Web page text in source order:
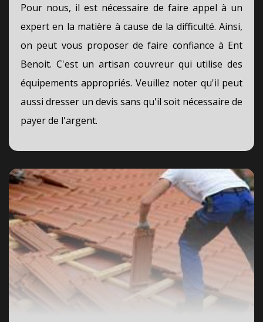
Pour nous, il est nécessaire de faire appel à un
expert en la matière à cause de la difficulté. Ainsi,
on peut vous proposer de faire confiance à Ent
Benoit. C'est un artisan couvreur qui utilise des
équipements appropriés. Veuillez noter qu'il peut
aussi dresser un devis sans qu'il soit nécessaire de
payer de l'argent.